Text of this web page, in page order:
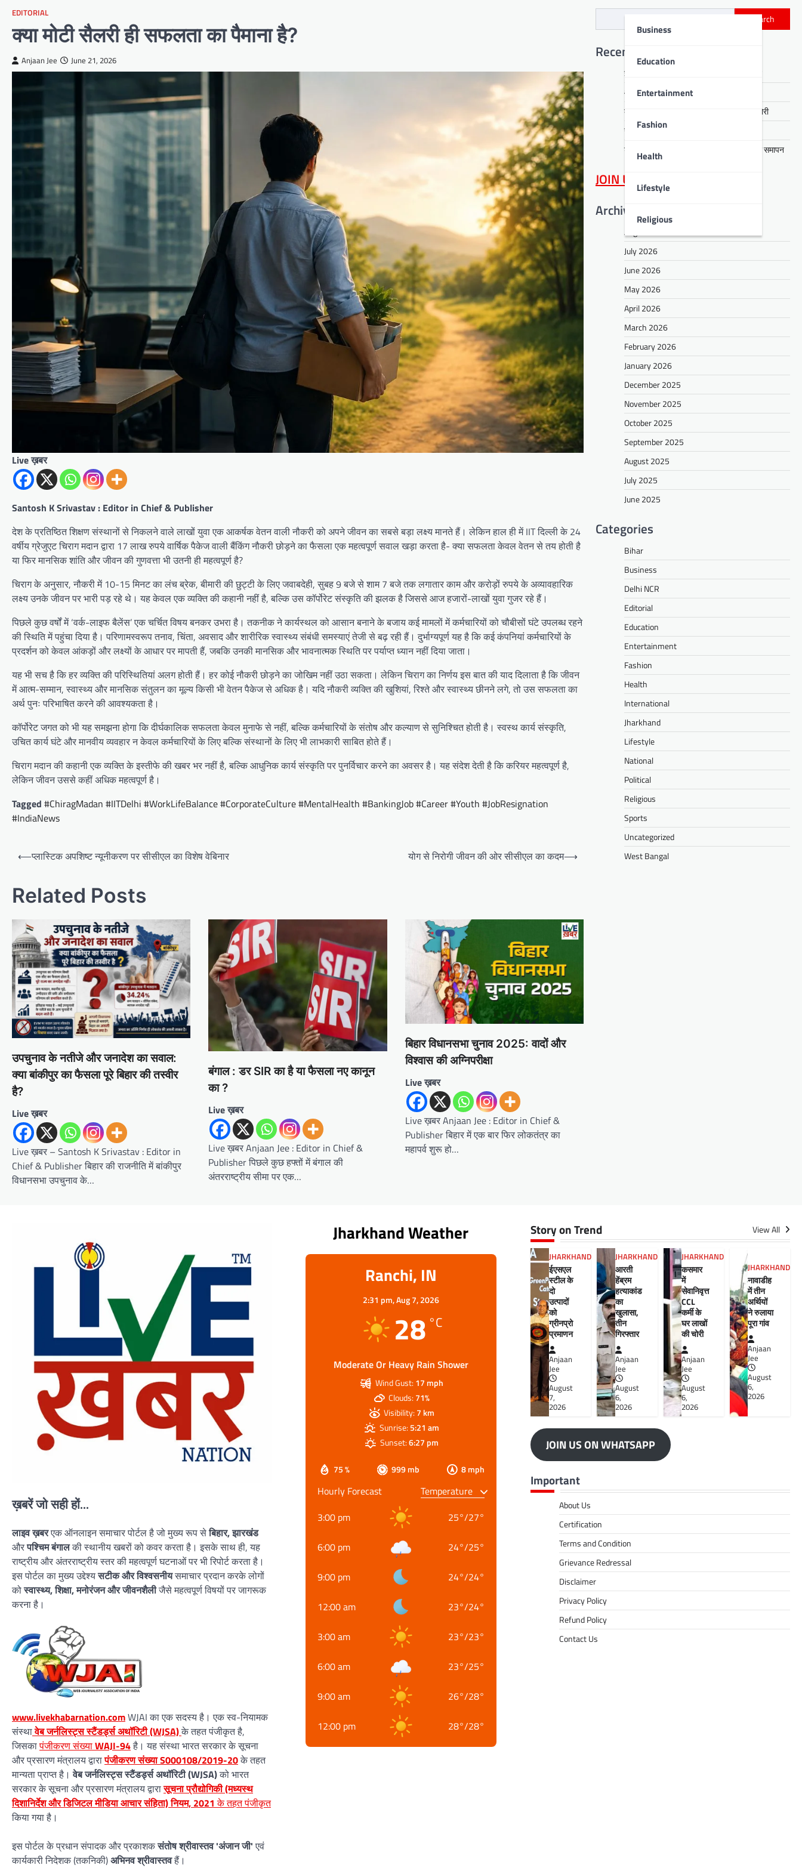
Business
Education
Entertainment
Fashion
Health
Lifestyle
Religious
EDITORIAL
क्या मोटी सैलरी ही सफलता का पैमाना है?
Anjaan Jee June 21, 2026
Live ख़बर
Santosh K Srivastav : Editor in Chief & Publisher
देश के प्रतिष्ठित शिक्षण संस्थानों से निकलने वाले लाखों युवा एक आकर्षक वेतन वाली नौकरी को अपने जीवन का सबसे बड़ा लक्ष्य मानते हैं। लेकिन हाल ही में IIT दिल्ली के 24
वर्षीय ग्रेजुएट चिराग मदान द्वारा 17 लाख रुपये वार्षिक पैकेज वाली बैंकिंग नौकरी छोड़ने का फैसला एक महत्वपूर्ण सवाल खड़ा करता है- क्या सफलता केवल वेतन से तय होती है
या फिर मानसिक शांति और जीवन की गुणवत्ता भी उतनी ही महत्वपूर्ण है?
चिराग के अनुसार, नौकरी में 10-15 मिनट का लंच ब्रेक, बीमारी की छुट्टी के लिए जवाबदेही, सुबह 9 बजे से शाम 7 बजे तक लगातार काम और करोड़ों रुपये के अव्यावहारिक
लक्ष्य उनके जीवन पर भारी पड़ रहे थे। यह केवल एक व्यक्ति की कहानी नहीं है, बल्कि उस कॉर्पोरेट संस्कृति की झलक है जिससे आज हजारों-लाखों युवा गुजर रहे हैं।
पिछले कुछ वर्षों में ‘वर्क-लाइफ बैलेंस’ एक चर्चित विषय बनकर उभरा है। तकनीक ने कार्यस्थल को आसान बनाने के बजाय कई मामलों में कर्मचारियों को चौबीसों घंटे उपलब्ध रहने
की स्थिति में पहुंचा दिया है। परिणामस्वरूप तनाव, चिंता, अवसाद और शारीरिक स्वास्थ्य संबंधी समस्याएं तेजी से बढ़ रही हैं। दुर्भाग्यपूर्ण यह है कि कई कंपनियां कर्मचारियों के
प्रदर्शन को केवल आंकड़ों और लक्ष्यों के आधार पर मापती हैं, जबकि उनकी मानसिक और भावनात्मक स्थिति पर पर्याप्त ध्यान नहीं दिया जाता।
यह भी सच है कि हर व्यक्ति की परिस्थितियां अलग होती हैं। हर कोई नौकरी छोड़ने का जोखिम नहीं उठा सकता। लेकिन चिराग का निर्णय इस बात की याद दिलाता है कि जीवन
में आत्म-सम्मान, स्वास्थ्य और मानसिक संतुलन का मूल्य किसी भी वेतन पैकेज से अधिक है। यदि नौकरी व्यक्ति की खुशियां, रिश्ते और स्वास्थ्य छीनने लगे, तो उस सफलता का
अर्थ पुनः परिभाषित करने की आवश्यकता है।
कॉर्पोरेट जगत को भी यह समझना होगा कि दीर्घकालिक सफलता केवल मुनाफे से नहीं, बल्कि कर्मचारियों के संतोष और कल्याण से सुनिश्चित होती है। स्वस्थ कार्य संस्कृति,
उचित कार्य घंटे और मानवीय व्यवहार न केवल कर्मचारियों के लिए बल्कि संस्थानों के लिए भी लाभकारी साबित होते हैं।
चिराग मदान की कहानी एक व्यक्ति के इस्तीफे की खबर भर नहीं है, बल्कि आधुनिक कार्य संस्कृति पर पुनर्विचार करने का अवसर है। यह संदेश देती है कि करियर महत्वपूर्ण है,
लेकिन जीवन उससे कहीं अधिक महत्वपूर्ण है।
Tagged #ChiragMadan #IITDelhi #WorkLifeBalance #CorporateCulture #MentalHealth #BankingJob #Career #Youth #JobResignation
#IndiaNews
Post
⟵प्लास्टिक अपशिष्ट न्यूनीकरण पर सीसीएल का विशेष वेबिनार योग से निरोगी जीवन की ओर सीसीएल का कदम⟶
Related Posts
उपचुनाव के नतीजे और जनादेश का सवाल:
क्या बांकीपुर का फैसला पूरे बिहार की तस्वीर
है?
Live ख़बर
Live ख़बर – Santosh K Srivastav : Editor in
Chief & Publisher बिहार की राजनीति में बांकीपुर
विधानसभा उपचुनाव के…
बंगाल : डर SIR का है या फैसला नए कानून
का ?
Live ख़बर
Live ख़बर Anjaan Jee : Editor in Chief &
Publisher पिछले कुछ हफ्तों में बंगाल की
अंतरराष्ट्रीय सीमा पर एक…
बिहार विधानसभा चुनाव 2025: वादों और
विश्वास की अग्निपरीक्षा
Live ख़बर
Live ख़बर Anjaan Jee : Editor in Chief &
Publisher बिहार में एक बार फिर लोकतंत्र का
महापर्व शुरू हो…
Search
Recent Posts
ईएसएल स्टील के दो उत्पादों को ग्रीनप्रो प्रमाणन
आरती हेंब्रम हत्याकांड का खुलासा, तीन गिरफ्तार
कसमार में सेवानिवृत्त CCL कर्मी के घर लाखों की चोरी
नावाडीह में तीन अर्थियों ने रुलाया पूरा गांव
डीपीएस बोकारो में रंगारंग समूह नृत्य से ‘धरोहर’ का समापन
JOIN US
Archives
August 2026
July 2026
June 2026
May 2026
April 2026
March 2026
February 2026
January 2026
December 2025
November 2025
October 2025
September 2025
August 2025
July 2025
June 2025
Categories
Bihar
Business
Delhi NCR
Editorial
Education
Entertainment
Fashion
Health
International
Jharkhand
Lifestyle
National
Political
Religious
Sports
Uncategorized
West Bangal
ख़बरें जो सही हों...
लाइव ख़बरएक ऑनलाइन समाचार पोर्टल है जो मुख्य रूप सेबिहार, झारखंड
औरपश्चिम बंगालकी स्थानीय खबरों को कवर करता है। इसके साथ ही, यह
राष्ट्रीय और अंतरराष्ट्रीय स्तर की महत्वपूर्ण घटनाओं पर भी रिपोर्ट करता है।
इस पोर्टल का मुख्य उद्देश्यसटीक और विश्वसनीयसमाचार प्रदान करके लोगों
कोस्वास्थ्य, शिक्षा, मनोरंजन और जीवनशैलीजैसे महत्वपूर्ण विषयों पर जागरूक
करना है।
www.livekhabarnation.comWJAI का एक सदस्य है। एक स्व-नियामक
संस्थावेब जर्नलिस्ट्स स्टैंडर्ड्स अथॉरिटी (WJSA)के तहत पंजीकृत है,
जिसकापंजीकरण संख्याWAJI-94है। यह संस्था भारत सरकार के सूचना
और प्रसारण मंत्रालय द्वारापंजीकरण संख्या S000108/2019-20के तहत
मान्यता प्राप्त है।वेब जर्नलिस्ट्स स्टैंडर्ड्स अथॉरिटी (WJSA)को भारत
सरकार के सूचना और प्रसारण मंत्रालय द्वारासूचना प्रौद्योगिकी (मध्यस्थ
दिशानिर्देश और डिजिटल मीडिया आचार संहिता) नियम, 2021 के तहत पंजीकृत
किया गया है।
इस पोर्टल के प्रधान संपादक और प्रकाशकसंतोष श्रीवास्तव 'अंजान जी'एवं
कार्यकारी निदेशक (तकनिकी)अभिनव श्रीवास्तवहैं।
Jharkhand Weather
Ranchi, IN
2:31 pm,Aug 7, 2026
28 °C
Moderate Or Heavy Rain Shower
75 % 999 mb 8 mph
Wind Gust: 17 mph
Clouds:71%
Visibility:7 km
Sunrise:5:21 am
Sunset:6:27 pm
Hourly Forecast
3:00 pm
25°/27°
6:00 pm 24°/25°
9:00 pm 24°/24°
12:00 am 23°/24°
3:00 am 23°/23°
6:00 am 23°/25°
9:00 am 26°/28°
12:00 pm 28°/28°
Story on Trend View All
JHARKHAND
ईएसएल
स्टील के
दो
उत्पादों
को
ग्रीनप्रो
प्रमाणन
Anjaan
Jee
August
7,
2026
JHARKHAND
आरती
हेंब्रम
हत्याकांड
का
खुलासा,
तीन
गिरफ्तार
Anjaan
Jee
August
6,
2026
JHARKHAND
कसमार
में
सेवानिवृत्त
CCL
कर्मी के
घर लाखों
की चोरी
Anjaan
Jee
August
6,
2026
JHARKHAND
नावाडीह
में तीन
अर्थियों
ने रुलाया
पूरा गांव
Anjaan
Jee
August
6,
2026
JOIN US ON WHATSAPP
Important
About Us
Certification
Terms and Condition
Grievance Redressal
Disclaimer
Privacy Policy
Refund Policy
Contact Us